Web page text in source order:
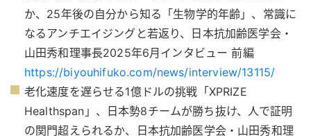
か、25年後の自分から知る「生物学的年齢」、常識に
なるアンチエイジングと若返り、日本抗加齢医学会・
山田秀和理事長2025年6月インタビュー 前編
https://biyouhifuko.com/news/interview/13115/
老化速度を遅らせる1億ドルの挑戦「XPRIZE
Healthspan」、日本勢8チームが勝ち抜け、人で証明
の関門超えられるか、日本抗加齢医学会・山田秀和理